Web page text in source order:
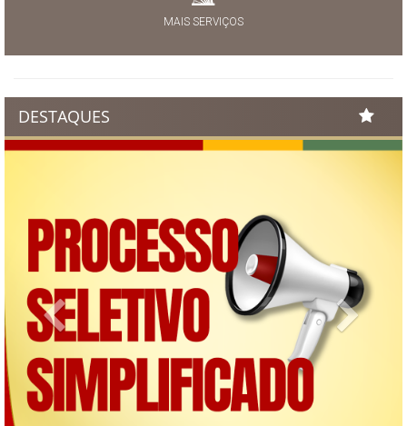
MAIS SERVIÇOS
DESTAQUES
Previous Next